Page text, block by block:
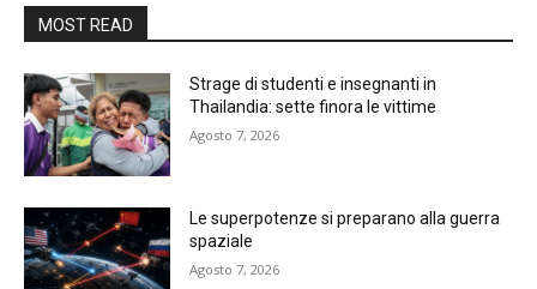
MOST READ
Strage di studenti e insegnanti in
Thailandia: sette finora le vittime
Agosto 7, 2026
Le superpotenze si preparano alla guerra
spaziale
Agosto 7, 2026